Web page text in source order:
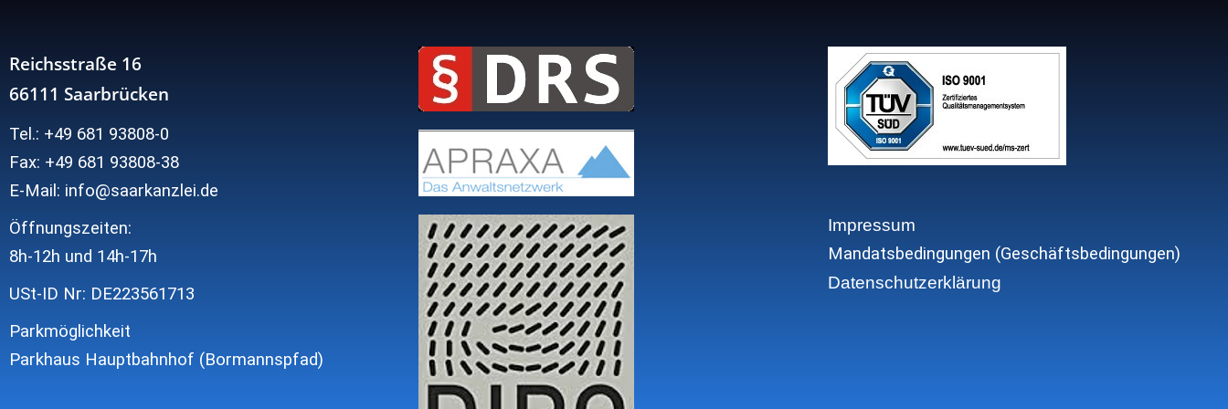
Reichsstraße 16
66111 Saarbrücken
Tel.: +49 681 93808-0
Fax: +49 681 93808-38
E-Mail: info@saarkanzlei.de
Öffnungszeiten:
8h-12h und 14h-17h
USt-ID Nr: DE223561713
Parkmöglichkeit
Parkhaus Hauptbahnhof (Bormannspfad)
Impressum
Mandatsbedingungen (Geschäftsbedingungen)
Datenschutzerklärung